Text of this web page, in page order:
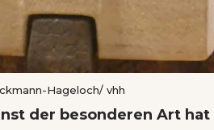
Hageloch/ vhh
der besonderen Art hat